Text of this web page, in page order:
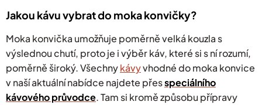
Jakou kávu vybrat do moka konvičky?
Moka konvička umožňuje poměrně velká kouzla s
výslednou chutí, protoje i výběr káv, které si s ní rozumí,
poměrně široký. Všechnykávyvhodné do moka konvice
v naší aktuální nabídce najdete přesspeciálního
kávového průvodce. Tam si kromě způsobu přípravy